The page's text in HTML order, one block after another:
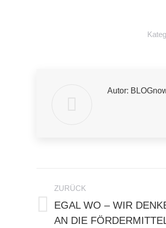
Autor:
ZURÜCK
Vorheriger
Beitrag:
EGAL WO – WIR
AN DIE